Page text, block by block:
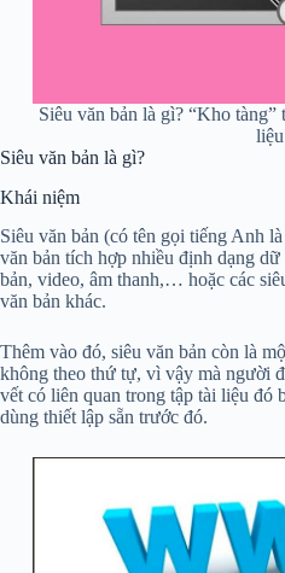
Siêu văn bản là gì? “Kho
liệu
Siêu văn bản là gì?
Khái niệm
Siêu văn bản (có tên gọi tiếng Anh là
văn bản tích hợp nhiều định dạng
bản, video, âm thanh,… hoặc các
văn bản khác.
Thêm vào đó, siêu văn bản còn là
không theo thứ tự, vì vậy mà người
vết có liên quan trong tập tài liệu đó
dùng thiết lập sẵn trước đó.